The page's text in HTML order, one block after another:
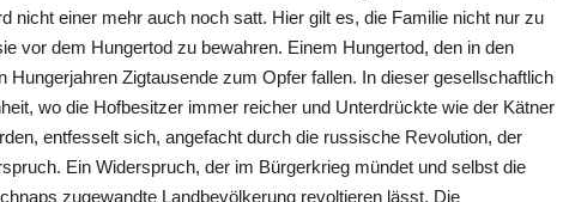
nicht einer mehr auch noch satt. Hier gilt es, die Familie nicht nur zu
vor dem Hungertod zu bewahren. Einem Hungertod, den in den
Hungerjahren Zigtausende zum Opfer fallen. In dieser gesellschaftlich
wo die Hofbesitzer immer reicher und Unterdrückte wie der Kätner
entfesselt sich, angefacht durch die russische Revolution, der
Ein Widerspruch, der im Bürgerkrieg mündet und selbst die
zugewandte Landbevölkerung revoltieren lässt. Die